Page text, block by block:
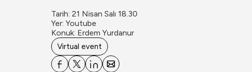
Tarih: 21 Nisan Salı 18.30
Yer: Youtube
Konuk: Erdem Yurdanur
Virtual event